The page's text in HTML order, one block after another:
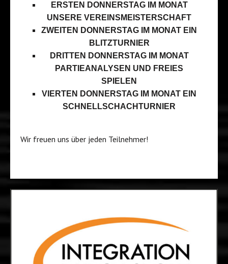
ERSTEN DONNERSTAG IM MONAT
UNSERE VEREINSMEISTERSCHAFT
ZWEITEN DONNERSTAG IM MONAT EIN
BLITZTURNIER
DRITTEN DONNERSTAG IM MONAT
PARTIEANALYSEN UND FREIES
SPIELEN
VIERTEN DONNERSTAG IM MONAT EIN
SCHNELLSCHACHTURNIER
Wir freuen uns über jeden Teilnehmer!